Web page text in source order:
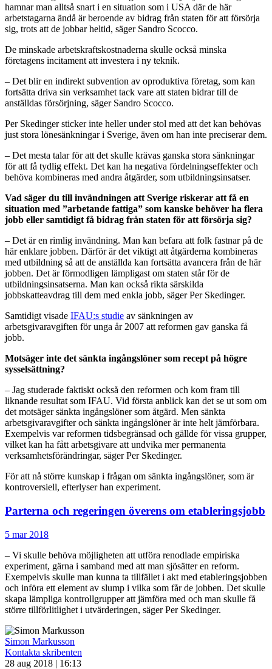
hamnar man alltså snart i en situation som i USA där de här
arbetstagarna ändå är beroende av bidrag från staten för att försörja
sig, trots att de jobbar heltid, säger Sandro Scocco.
De minskade arbetskraftskostnaderna skulle också minska
företagens incitament att investera i ny teknik.
– Det blir en indirekt subvention av oproduktiva företag, som kan
fortsätta driva sin verksamhet tack vare att staten bidrar till de
anställdas försörjning, säger Sandro Scocco.
Per Skedinger sticker inte heller under stol med att det kan behövas
just stora lönesänkningar i Sverige, även om han inte preciserar dem.
– Det mesta talar för att det skulle krävas ganska stora sänkningar
för att få tydlig effekt. Det kan ha negativa fördelningseffekter och
behöva kombineras med andra åtgärder, som utbildningsinsatser.
Vad säger du till invändningen att Sverige riskerar att få en
situation med ”arbetande fattiga” som kanske behöver ha flera
jobb eller samtidigt få bidrag från staten för att försörja sig?
– Det är en rimlig invändning. Man kan befara att folk fastnar på de
här enklare jobben. Därför är det viktigt att åtgärderna kombineras
med utbildning så att de anställda kan fortsätta avancera från de här
jobben. Det är förmodligen lämpligast om staten står för de
utbildningsinsatserna. Man kan också rikta särskilda
jobbskatteavdrag till dem med enkla jobb, säger Per Skedinger.
Samtidigt visade IFAU:s studie av sänkningen av
arbetsgivaravgiften för unga år 2007 att reformen gav ganska få
jobb.
Motsäger inte det sänkta ingångslöner som recept på högre
sysselsättning?
– Jag studerade faktiskt också den reformen och kom fram till
liknande resultat som IFAU. Vid första anblick kan det se ut som om
det motsäger sänkta ingångslöner som åtgärd. Men sänkta
arbetsgivaravgifter och sänkta ingångslöner är inte helt jämförbara.
Exempelvis var reformen tidsbegränsad och gällde för vissa grupper,
vilket kan ha fått arbetsgivare att undvika mer permanenta
verksamhetsförändringar, säger Per Skedinger.
För att nå större kunskap i frågan om sänkta ingångslöner, som är
kontroversiell, efterlyser han experiment.
Parterna och regeringen överens om etableringsjobb
5 mar 2018
– Vi skulle behöva möjligheten att utföra renodlade empiriska
experiment, gärna i samband med att man sjösätter en reform.
Exempelvis skulle man kunna ta tillfället i akt med etableringsjobben
och införa ett element av slump i vilka som får de jobben. Det skulle
skapa lämpliga kontrollgrupper att jämföra med och man skulle få
större tillförlitlighet i utvärderingen, säger Per Skedinger.
Simon Markusson
Kontakta skribenten
28 aug 2018 | 16:13